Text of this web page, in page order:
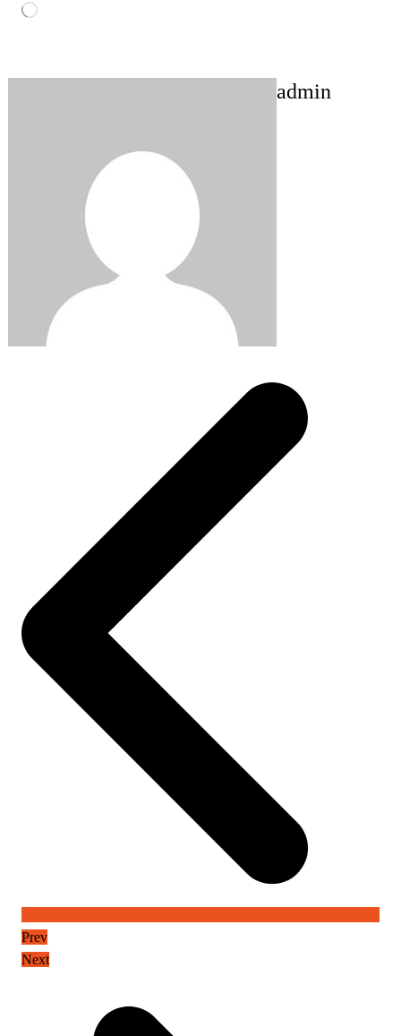
Loading…
admin
Prev
Next